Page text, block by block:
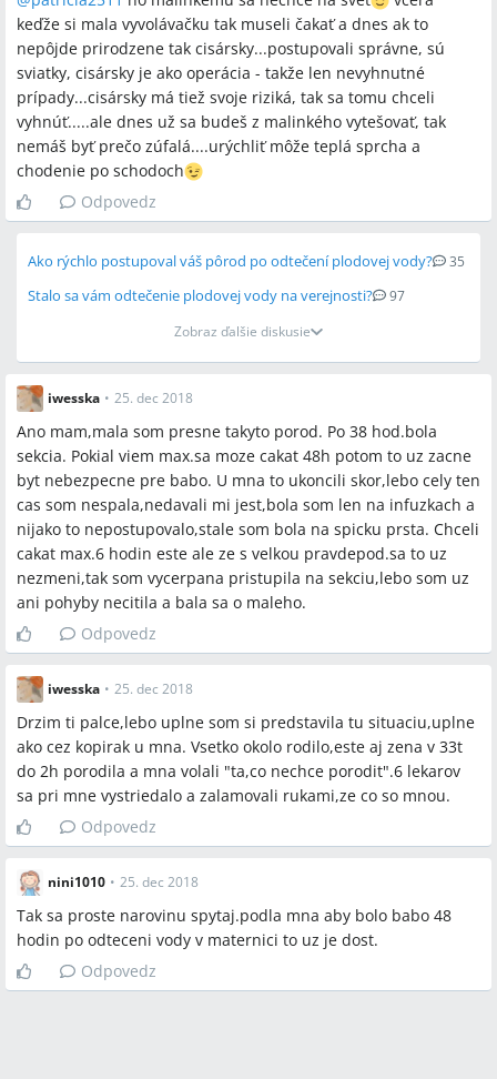
keďže si mala vyvolávačku tak museli čakať a dnes ak to
nepôjde prirodzene tak cisársky...postupovali správne, sú
sviatky, cisársky je ako operácia - takže len nevyhnutné
prípady...cisársky má tiež svoje riziká, tak sa tomu chceli
vyhnúť.....ale dnes už sa budeš z malinkého vytešovať, tak
nemáš byť prečo zúfalá....urýchliť môže teplá sprcha a
chodenie po schodoch
Odpovedz
Ako rýchlo postupoval váš pôrod po odtečení plodovej vody? 35
Stalo sa vám odtečenie plodovej vody na verejnosti?
97
Zobraz ďalšie diskusie
iwesska • 25. dec 2018
Ano mam,mala som presne takyto porod. Po 38 hod.bola
sekcia. Pokial viem max.sa moze cakat 48h potom to uz zacne
byt nebezpecne pre babo. U mna to ukoncili skor,lebo cely ten
cas som nespala,nedavali mi jest,bola som len na infuzkach a
nijako to nepostupovalo,stale som bola na spicku prsta. Chceli
cakat max.6 hodin este ale ze s velkou pravdepod.sa to uz
nezmeni,tak som vycerpana pristupila na sekciu,lebo som uz
ani pohyby necitila a bala sa o maleho.
Odpovedz
iwesska • 25. dec 2018
Drzim ti palce,lebo uplne som si predstavila tu situaciu,uplne
ako cez kopirak u mna. Vsetko okolo rodilo,este aj zena v 33t
do 2h porodila a mna volali "ta,co nechce porodit".6 lekarov
sa pri mne vystriedalo a zalamovali rukami,ze co so mnou.
Odpovedz
nini1010 • 25. dec 2018
Tak sa proste narovinu spytaj.podla mna aby bolo babo 48
hodin po odteceni vody v maternici to uz je dost.
Odpovedz